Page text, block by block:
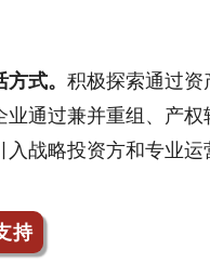
式。 积极探索通过
通过兼并重组、产
战略投资方和专业
持